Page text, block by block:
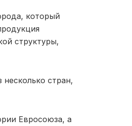
который
структуры,
несколько стран,
Евросоюза, а